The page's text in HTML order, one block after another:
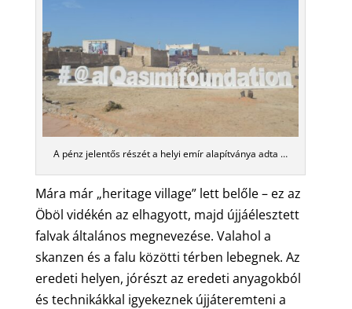
A pénz jelentős részét a helyi emír alapítványa adta …
Mára már „heritage village” lett belőle – ez az
Öböl vidékén az elhagyott, majd újjáélesztett
falvak általános megnevezése. Valahol a
skanzen és a falu közötti térben lebegnek. Az
eredeti helyen, jórészt az eredeti anyagokból
és technikákkal igyekeznek újjáteremteni a